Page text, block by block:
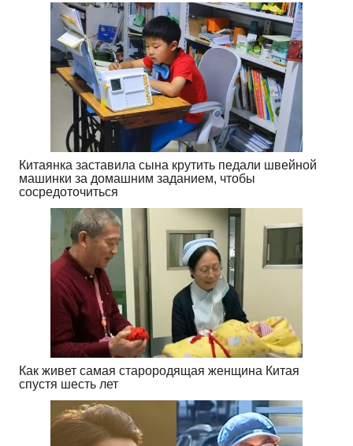
Китаянка заставила сына крутить педали швейной
машинки за домашним заданием, чтобы
сосредоточиться
Как живет самая старородящая женщина Китая
спустя шесть лет